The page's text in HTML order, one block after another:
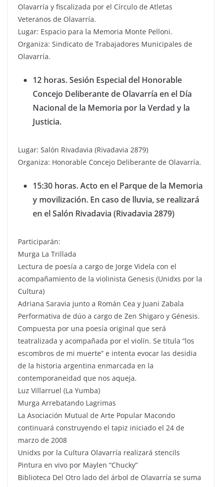
Olavarría y fiscalizada por el Círculo de Atletas
Veteranos de Olavarría.
Lugar: Espacio para la Memoria Monte Pelloni.
Organiza: Sindicato de Trabajadores Municipales de
Olavarría.
12 horas. Sesión Especial del Honorable
Concejo Deliberante de Olavarría en el Día
Nacional de la Memoria por la Verdad y la
Justicia.
Lugar: Salón Rivadavia (Rivadavia 2879)
Organiza: Honorable Concejo Deliberante de Olavarría.
15:30 horas. Acto en el Parque de la Memoria
y movilización. En caso de lluvia, se realizará
en el Salón Rivadavia (Rivadavia 2879)
Participarán:
Murga La Trillada
Lectura de poesía a cargo de Jorge Videla con el
acompañamiento de la violinista Genesis (Unidxs por la
Cultura)
Adriana Saravia junto a Román Cea y Juani Zabala
Performativa de dúo a cargo de Zen Shigaro y Génesis.
Compuesta por una poesía original que será
teatralizada y acompañada por el violín. Se titula “los
escombros de mi muerte” e intenta evocar las desidia
de la historia argentina enmarcada en la
contemporaneidad que nos aqueja.
Luz Villarruel (La Yumba)
Murga Arrebatando Lagrimas
La Asociación Mutual de Arte Popular Macondo
continuará construyendo el tapiz iniciado el 24 de
marzo de 2008
Unidxs por la Cultura Olavarría realizará stencils
Pintura en vivo por Maylen “Chucky”
Biblioteca Del Otro lado del árbol de Olavarría se suma